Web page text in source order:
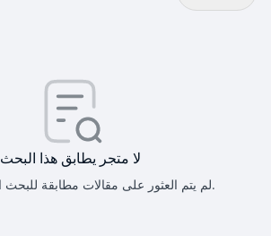
لا متجر يطابق هذا البحث
لم يتم العثور على مقالات مطابقة للبحث الذي تم تحديده.